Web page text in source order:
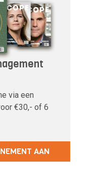
via een
€30,- of 6
AAN